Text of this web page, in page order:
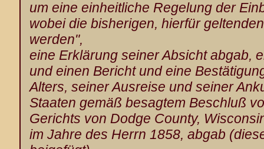
um eine einheitliche Regelung der
wobei die bisherigen, hierfür
werden",
eine Erklärung seiner Absicht abgab,
und einen Bericht und eine
Alters, seiner Ausreise und seiner
Staaten gemäß besagtem Beschluß
Gerichts von Dodge County,
im Jahre des Herrn 1858, abgab